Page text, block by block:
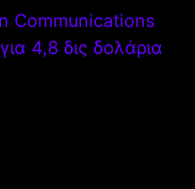
Communications
4,8 δις δολάρια